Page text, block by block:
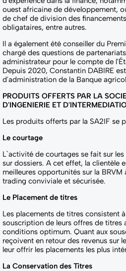
ouest africaine de développement,
de chef de division des
obligataires, entre autres.
Il a également été conseiller du
chargé des questions de
administrateur pour le compte de
Depuis 2020, Constantin DABIRE
d'administration de la Banque
PRODUITS OFFERTS PAR LA
D'INGENIERIE ET
Les produits offerts par la SA2IF se
Le courtage
L`activité de courtages se fait sur
sur dossiers. A cet effet, la clientèle
meilleures opportunités sur la
trading conviviale et sécurisée.
Le Placement de titres
Les placements de titres consistent
souscription de leurs offres de titres
conditions optimum. Quant aux
reçoivent en retour des revenus sur
leur offrir les placements les plus
La Conservation des Titres